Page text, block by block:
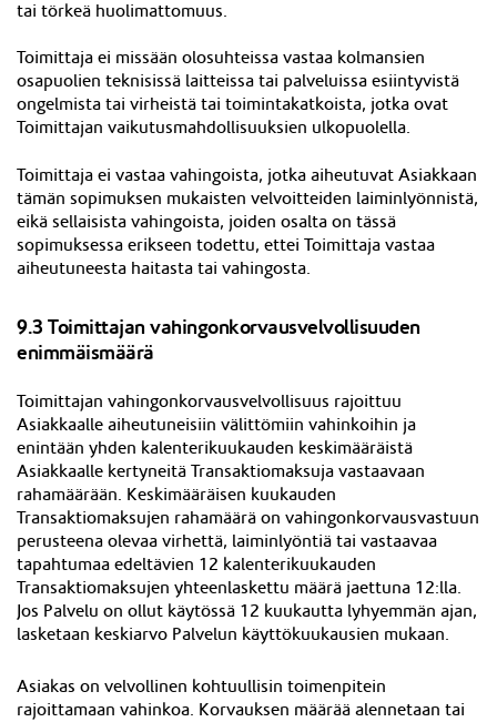
tai törkeä huolimattomuus.
Toimittaja ei missään olosuhteissa vastaa kolmansien
osapuolien teknisissä laitteissa tai palveluissa esiintyvistä
ongelmista tai virheistä tai toimintakatkoista, jotka ovat
Toimittajan vaikutusmahdollisuuksien ulkopuolella.
Toimittaja ei vastaa vahingoista, jotka aiheutuvat Asiakkaan
tämän sopimuksen mukaisten velvoitteiden laiminlyönnistä,
eikä sellaisista vahingoista, joiden osalta on tässä
sopimuksessa erikseen todettu, ettei Toimittaja vastaa
aiheutuneesta haitasta tai vahingosta.
9.3 Toimittajan vahingonkorvausvelvollisuuden
enimmäismäärä
Toimittajan vahingonkorvausvelvollisuus rajoittuu
Asiakkaalle aiheutuneisiin välittömiin vahinkoihin ja
enintään yhden kalenterikuukauden keskimääräistä
Asiakkaalle kertyneitä Transaktiomaksuja vastaavaan
rahamäärään. Keskimääräisen kuukauden
Transaktiomaksujen rahamäärä on vahingonkorvausvastuun
perusteena olevaa virhettä, laiminlyöntiä tai vastaavaa
tapahtumaa edeltävien 12 kalenterikuukauden
Transaktiomaksujen yhteenlaskettu määrä jaettuna 12:lla.
Jos Palvelu on ollut käytössä 12 kuukautta lyhyemmän ajan,
lasketaan keskiarvo Palvelun käyttökuukausien mukaan.
Asiakas on velvollinen kohtuullisin toimenpitein
rajoittamaan vahinkoa. Korvauksen määrää alennetaan tai